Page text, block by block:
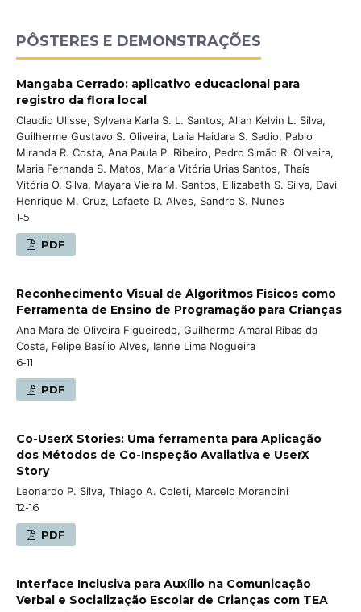
PÔSTERES E DEMONSTRAÇÕES
Mangaba Cerrado: aplicativo educacional para
registro da flora local
Claudio Ulisse, Sylvana Karla S. L. Santos, Allan Kelvin L. Silva,
Guilherme Gustavo S. Oliveira, Lalia Haidara S. Sadio, Pablo
Miranda R. Costa, Ana Paula P. Ribeiro, Pedro Simão R. Oliveira,
Maria Fernanda S. Matos, Maria Vitória Urias Santos, Thaís
Vitória O. Silva, Mayara Vieira M. Santos, Ellizabeth S. Silva, Davi
Henrique M. Cruz, Lafaete D. Alves, Sandro S. Nunes
1-5
PDF
Reconhecimento Visual de Algoritmos Físicos como
Ferramenta de Ensino de Programação para Crianças
Ana Mara de Oliveira Figueiredo, Guilherme Amaral Ribas da
Costa, Felipe Basílio Alves, Ianne Lima Nogueira
6-11
PDF
Co-UserX Stories: Uma ferramenta para Aplicação
dos Métodos de Co-Inspeção Avaliativa e UserX
Story
Leonardo P. Silva, Thiago A. Coleti, Marcelo Morandini
12-16
PDF
Interface Inclusiva para Auxílio na Comunicação
Verbal e Socialização Escolar de Crianças com TEA